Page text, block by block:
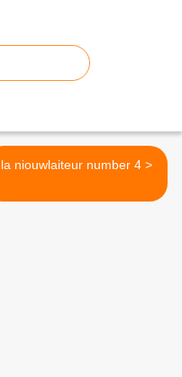
la niouwlaiteur number 4 >